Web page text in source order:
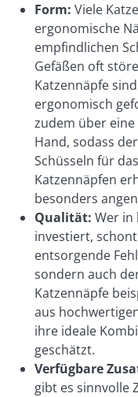
Form: Viele
ergonomische
empfindlichen
Gefäßen oft
Katzennäpfe
ergonomisch
zudem über
Hand, sodass
Schüsseln für
Katzennäpfen
besonders
Qualität: Wer in
investiert,
entsorgende
sondern auch
Katzennäpfe
aus
ihre ideale
geschätzt.
Verfügbare
gibt es sinnvolle